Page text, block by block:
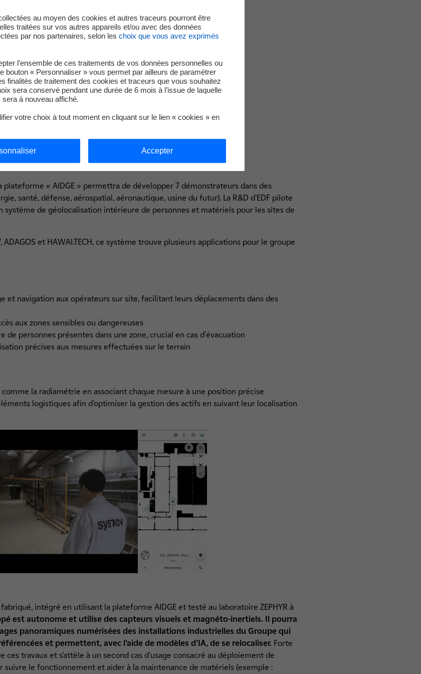
plateforme « AIDGE » permettra de développer 7 démonstrateurs dans des
santé, défense, aérospatial, aéronautique, usine du futur). La R&D d’EDF pilote
système de géolocalisation intérieure de personnes et matériels pour les sites de
ADAGOS et HAWAI.TECH, ce système trouve plusieurs applications pour le groupe
et navigation aux opérateurs sur site, facilitant leurs déplacements dans des
aux zones sensibles ou dangereuses
de personnes présentes dans une zone, crucial en cas d'évacuation
précises aux mesures effectuées sur le terrain
la radiamétrie en associant chaque mesure à une position précise
logistiques afin d’optimiser la gestion des actifs en suivant leur localisation
intégré en utilisant la plateforme AIDGE et testé au laboratoire ZEPHYR à
est autonome et utilise des capteurs visuels et magnéto-inertiels. Il pourra
panoramiques numérisées des installations industrielles du Groupe qui
et permettent, avec l’aide de modèles d’IA, de se relocaliser.Forte
travaux et s’attèle à un second cas d’usage consacré au déploiement de
le fonctionnement et aider à la maintenance de matériels (exemple :
au moyen des cookies et autres traceurs pourront être
traitées sur vos autres appareils et/ou avec des données
par nos partenaires, selon les choix que vous avez exprimés
l’ensemble de ces traitements de vos données personnelles ou
bouton « Personnaliser » vous permet par ailleurs de paramétrer
finalités de traitement des cookies et traceurs que vous souhaitez
sera conservé pendant une durée de 6 mois à l’issue de laquelle
à nouveau affiché.
votre choix à tout moment en cliquant sur le lien « cookies » en
Accepter